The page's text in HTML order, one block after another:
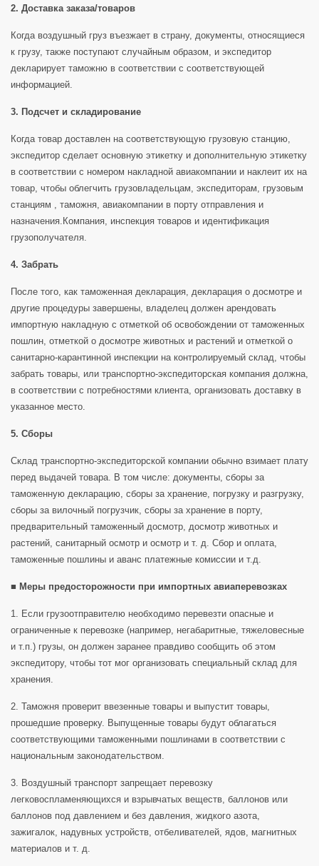
2. Доставка заказа/товаров
Когда воздушный груз въезжает в страну, документы, относящиеся
к грузу, также поступают случайным образом, и экспедитор
декларирует таможню в соответствии с соответствующей
информацией.
3. Подсчет и складирование
Когда товар доставлен на соответствующую грузовую станцию,
экспедитор сделает основную этикетку и дополнительную этикетку
в соответствии с номером накладной авиакомпании и наклеит их на
товар, чтобы облегчить грузовладельцам, экспедиторам, грузовым
станциям , таможня, авиакомпании в порту отправления и
назначения.Компания, инспекция товаров и идентификация
грузополучателя.
4. Забрать
После того, как таможенная декларация, декларация о досмотре и
другие процедуры завершены, владелец должен арендовать
импортную накладную с отметкой об освобождении от таможенных
пошлин, отметкой о досмотре животных и растений и отметкой о
санитарно-карантинной инспекции на контролируемый склад, чтобы
забрать товары, или транспортно-экспедиторская компания должна,
в соответствии с потребностями клиента, организовать доставку в
указанное место.
5. Сборы
Склад транспортно-экспедиторской компании обычно взимает плату
перед выдачей товара. В том числе: документы, сборы за
таможенную декларацию, сборы за хранение, погрузку и разгрузку,
сборы за вилочный погрузчик, сборы за хранение в порту,
предварительный таможенный досмотр, досмотр животных и
растений, санитарный осмотр и осмотр и т. д. Сбор и оплата,
таможенные пошлины и аванс платежные комиссии и т.д.
■ Меры предосторожности при импортных авиаперевозках
1. Если грузоотправителю необходимо перевезти опасные и
ограниченные к перевозке (например, негабаритные, тяжеловесные
и т.п.) грузы, он должен заранее правдиво сообщить об этом
экспедитору, чтобы тот мог организовать специальный склад для
хранения.
2. Таможня проверит ввезенные товары и выпустит товары,
прошедшие проверку. Выпущенные товары будут облагаться
соответствующими таможенными пошлинами в соответствии с
национальным законодательством.
3. Воздушный транспорт запрещает перевозку
легковоспламеняющихся и взрывчатых веществ, баллонов или
баллонов под давлением и без давления, жидкого азота,
зажигалок, надувных устройств, отбеливателей, ядов, магнитных
материалов и т. д.